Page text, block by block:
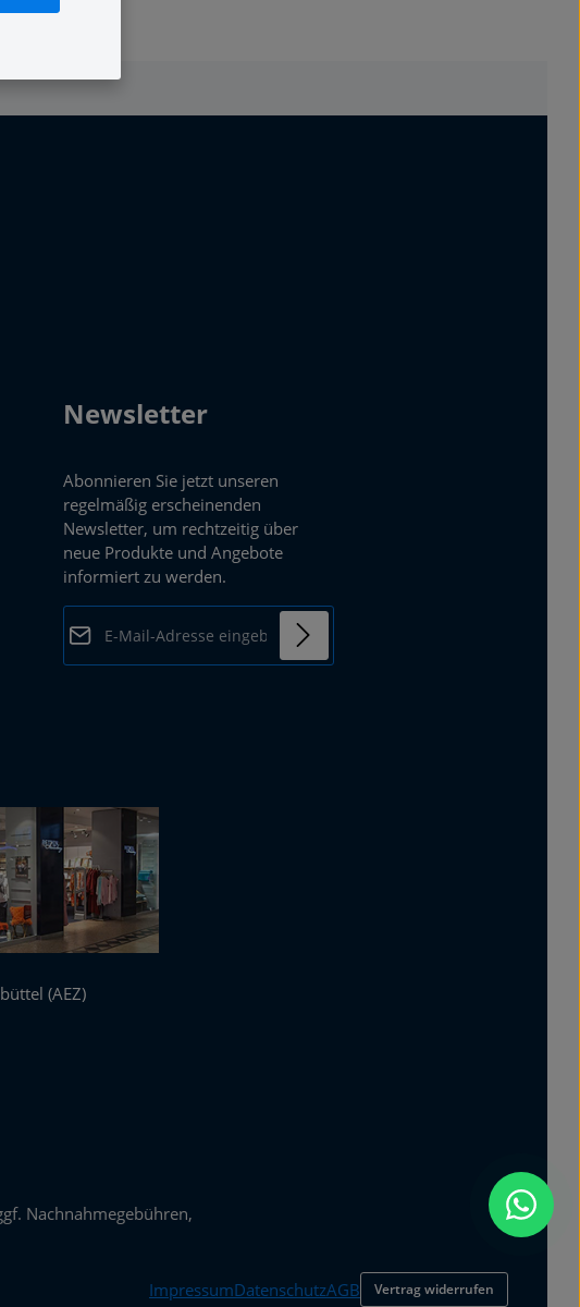
Newsletter
Abonnieren Sie jetzt unseren
regelmäßig erscheinenden
Newsletter, um rechtzeitig über
neue Produkte und Angebote
informiert zu werden.
ihnen einverstanden.
(AEZ)
Nachnahmegebühren,
ImpressumDatenschutzAGB Vertrag widerrufen